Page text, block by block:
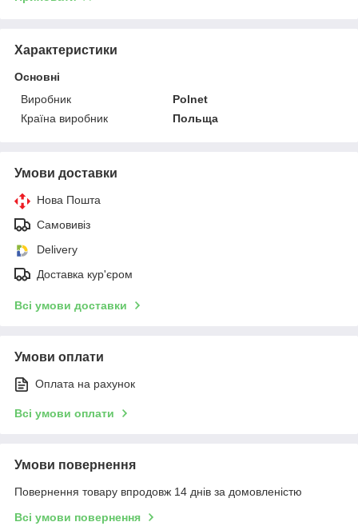
Характеристики
Основні
Виробник
Polnet
Країна виробник
Польща
Умови доставки
Нова Пошта
Самовивіз
Delivery
Доставка кур'єром
Всі умови доставки
Умови оплати
Оплата на рахунок
Всі умови оплати
Умови повернення
Повернення товару впродовж 14 днів за домовленістю
Всі умови повернення